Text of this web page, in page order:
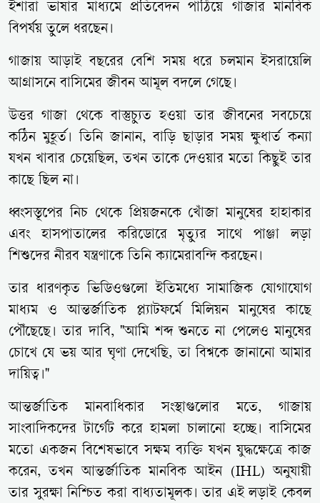
ইশারা ভাষার মাধ্যমে প্রতিবেদন পাঠিয়ে গাজার মানবিক
বিপর্যয় তুলে ধরছেন।
গাজায় আড়াই বছরের বেশি সময় ধরে চলমান ইসরায়েলি
আগ্রাসনে বাসিমের জীবন আমূল বদলে গেছে।
উত্তর গাজা থেকে বাস্তুচ্যুত হওয়া তার জীবনের সবচেয়ে
কঠিন মুহূর্ত। তিনি জানান, বাড়ি ছাড়ার সময় ক্ষুধার্ত কন্যা
যখন খাবার চেয়েছিল, তখন তাকে দেওয়ার মতো কিছুই তার
কাছে ছিল না।
ধ্বংসস্তূপের নিচ থেকে প্রিয়জনকে খোঁজা মানুষের হাহাকার
এবং হাসপাতালের করিডোরে মৃত্যুর সাথে পাঞ্জা লড়া
শিশুদের নীরব যন্ত্রণাকে তিনি ক্যামেরাবন্দি করছেন।
তার ধারণকৃত ভিডিওগুলো ইতিমধ্যে সামাজিক যোগাযোগ
মাধ্যম ও আন্তর্জাতিক প্ল্যাটফর্মে মিলিয়ন মানুষের কাছে
পৌঁছেছে। তার দাবি, "আমি শব্দ শুনতে না পেলেও মানুষের
চোখে যে ভয় আর ঘৃণা দেখেছি, তা বিশ্বকে জানানো আমার
দায়িত্ব।"
আন্তর্জাতিক মানবাধিকার সংস্থাগুলোর মতে, গাজায়
সাংবাদিকদের টার্গেট করে হামলা চালানো হচ্ছে। বাসিমের
মতো একজন বিশেষভাবে সক্ষম ব্যক্তি যখন যুদ্ধক্ষেত্রে কাজ
করেন, তখন আন্তর্জাতিক মানবিক আইন (IHL) অনুযায়ী
তার সুরক্ষা নিশ্চিত করা বাধ্যতামূলক। তার এই লড়াই কেবল